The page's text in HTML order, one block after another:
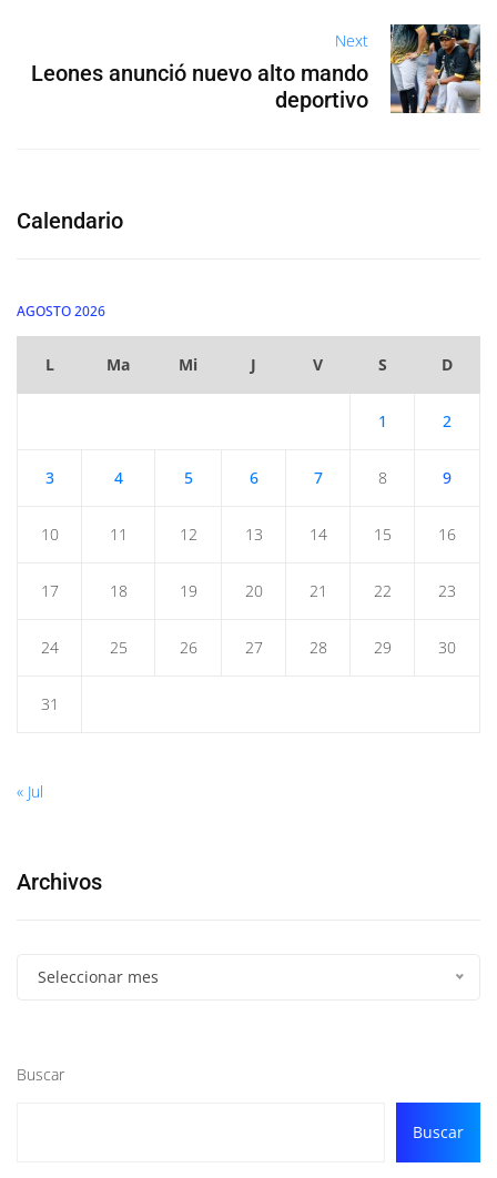
Next
Leones anunció nuevo alto mando
deportivo
Calendario
AGOSTO 2026
L Ma Mi J V S D
1 2
3 4 5 6 7 8 9
10 11 12 13 14 15 16
17 18 19 20 21 22 23
24 25 26 27 28 29 30
31
« Jul
Archivos
Seleccionar mes
Buscar
Buscar